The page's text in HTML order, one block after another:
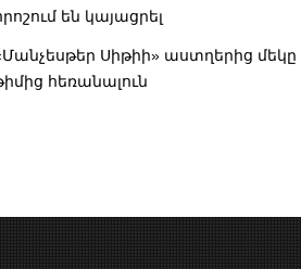
են կայացրել
Սիթիի» աստղերից մեկը
հեռանալուն